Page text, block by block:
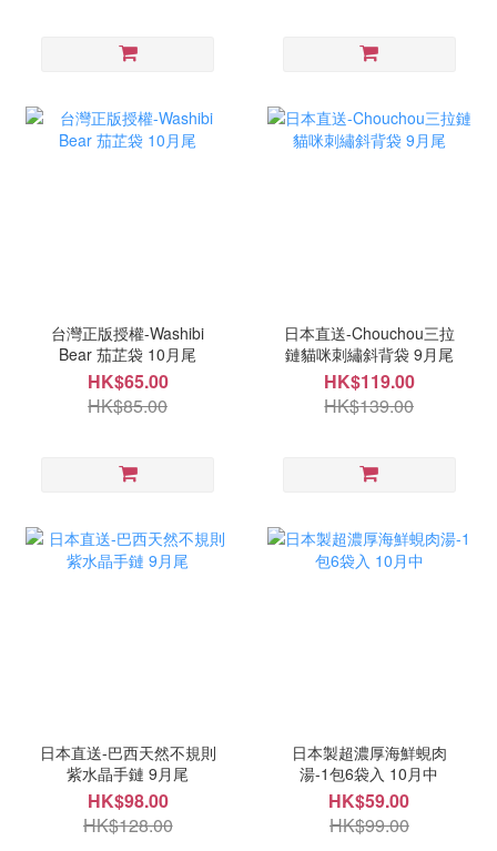
台灣正版授權-Washibi
Bear 茄芷袋 10月尾
HK$65.00
HK$85.00
日本直送-Chouchou三拉
鏈貓咪刺繡斜背袋 9月尾
HK$119.00
HK$139.00
日本直送-巴西天然不規則
紫水晶手鏈 9月尾
HK$98.00
HK$128.00
日本製超濃厚海鮮蜆肉
湯-1包6袋入 10月中
HK$59.00
HK$99.00